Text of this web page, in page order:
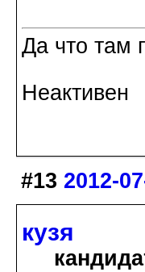
Да что там
Неактивен
#13 2012-
кузя